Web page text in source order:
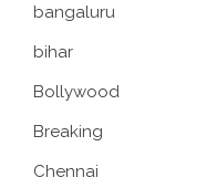
bangaluru
bihar
Bollywood
Breaking
Chennai